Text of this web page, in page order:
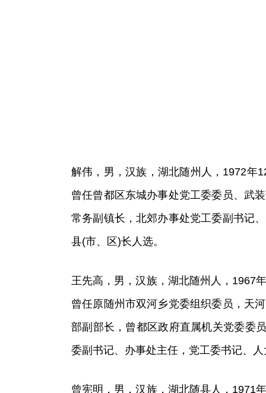
解伟，男，汉族，湖北随州人，1972年
曾任曾都区东城办事处党工委委员、武
常务副镇长，北郊办事处党工委副书记
县(市、区)长人选。
王先高，男，汉族，湖北随州人，1967
曾任原随州市双河乡党委组织委员，天
部副部长，曾都区政府直属机关党委委
委副书记、办事处主任，党工委书记、
曾宪明，男，汉族，湖北随县人，1971